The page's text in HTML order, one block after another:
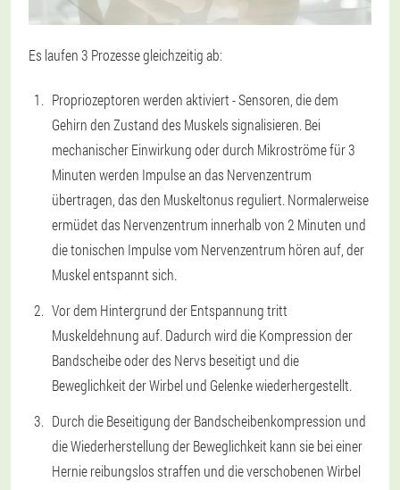
Es laufen 3 Prozesse gleichzeitig ab:
Propriozeptoren werden aktiviert - Sensoren, die dem
Gehirn den Zustand des Muskels signalisieren. Bei
mechanischer Einwirkung oder durch Mikroströme für 3
Minuten werden Impulse an das Nervenzentrum
übertragen, das den Muskeltonus reguliert. Normalerweise
ermüdet das Nervenzentrum innerhalb von 2 Minuten und
die tonischen Impulse vom Nervenzentrum hören auf, der
Muskel entspannt sich.
Vor dem Hintergrund der Entspannung tritt
Muskeldehnung auf. Dadurch wird die Kompression der
Bandscheibe oder des Nervs beseitigt und die
Beweglichkeit der Wirbel und Gelenke wiederhergestellt.
Durch die Beseitigung der Bandscheibenkompression und
die Wiederherstellung der Beweglichkeit kann sie bei einer
Hernie reibungslos straffen und die verschobenen Wirbel